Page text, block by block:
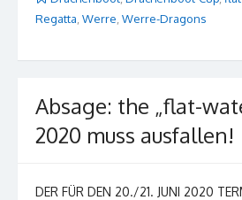
Regatta Werre Werre-Dragons
Absage: the „flat-
2020 muss ausfallen!
DER FÜR DEN 20./21. JUNI 2020